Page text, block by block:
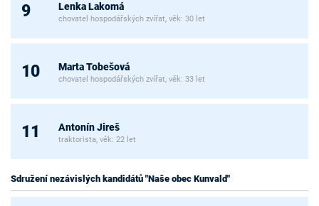
9 Lenka Lakomá
chovatel hospodářských zvířat, věk: 30 let
10 Marta Tobešová
chovatel hospodářských zvířat, věk: 33 let
11 Antonín Jireš
traktorista, věk: 22 let
Sdružení nezávislých kandidátů "Naše obec Kunvald"